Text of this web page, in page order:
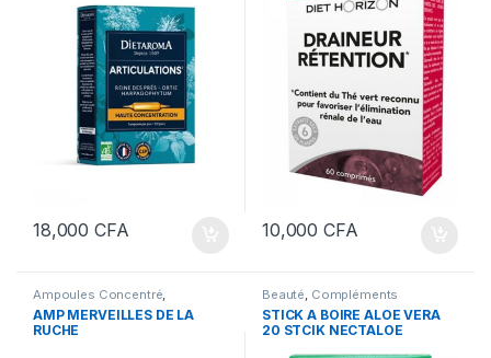
18,000CFA 10,000CFA
Ampoules Concentré
Compléments Alimentaires
Immunité & énergie
AMP MERVEILLES DE LA
RUCHE
Beauté Compléments
Alimentaires
STICK A BOIRE ALOE VERA
20 STCIK NECTALOE